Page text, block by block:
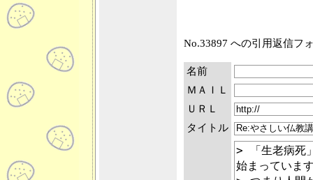
No.33897 への引用返信フ
名前
ＭＡＩＬ
ＵＲＬ
タイトル